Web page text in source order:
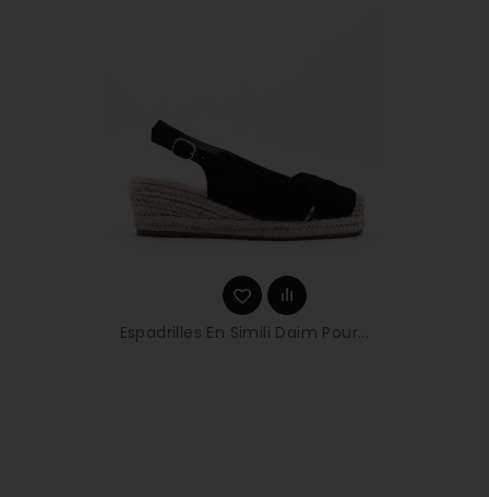
Espadrilles En Simili Daim Pour...